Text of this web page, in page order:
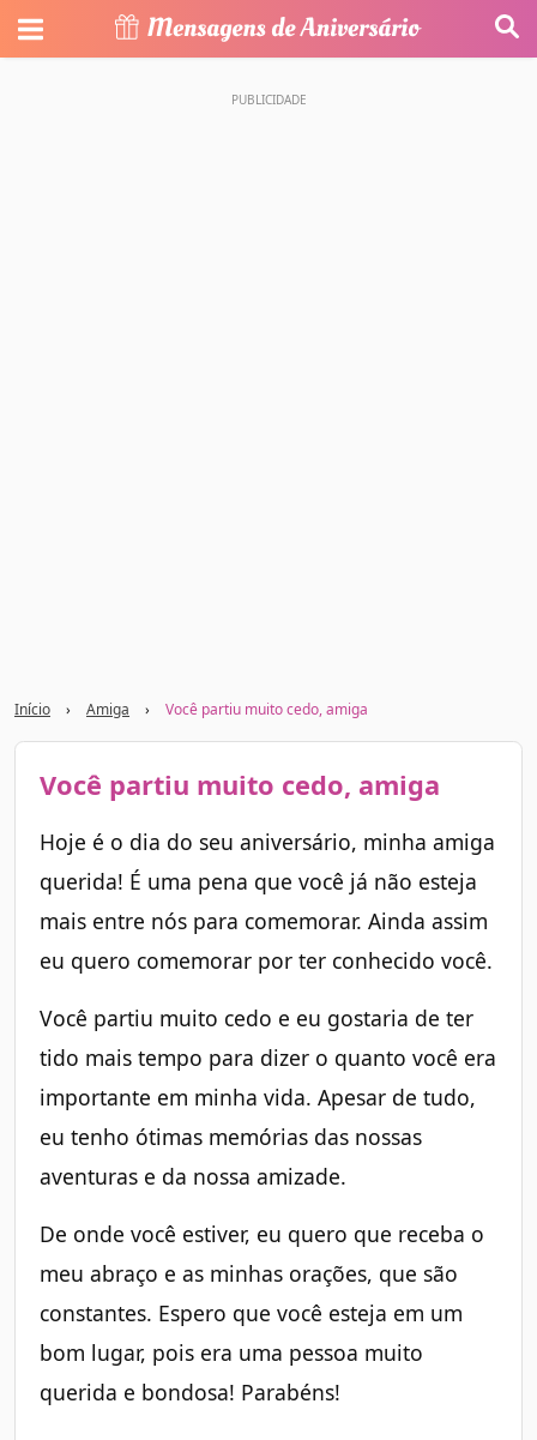
Início › Amiga › Você partiu muito cedo, amiga
Você partiu muito cedo, amiga
Hoje é o dia do seu aniversário, minha amiga
querida! É uma pena que você já não esteja
mais entre nós para comemorar. Ainda assim
eu quero comemorar por ter conhecido você.
Você partiu muito cedo e eu gostaria de ter
tido mais tempo para dizer o quanto você era
importante em minha vida. Apesar de tudo,
eu tenho ótimas memórias das nossas
aventuras e da nossa amizade.
De onde você estiver, eu quero que receba o
meu abraço e as minhas orações, que são
constantes. Espero que você esteja em um
bom lugar, pois era uma pessoa muito
querida e bondosa! Parabéns!